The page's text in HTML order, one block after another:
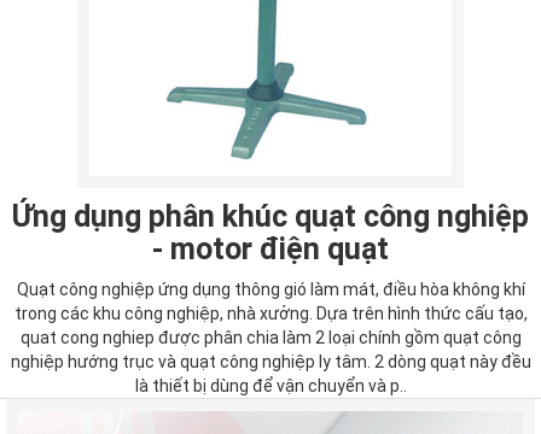
Ứng dụng phân khúc quạt công nghiệp
- motor điện quạt
Quạt công nghiệp ứng dụng thông gió làm mát, điều hòa không khí
trong các khu công nghiệp, nhà xưởng. Dựa trên hình thức cấu tạo,
quat cong nghiep được phân chia làm 2 loại chính gồm quạt công
nghiệp hướng trục và quạt công nghiệp ly tâm. 2 dòng quạt này đều
là thiết bị dùng để vận chuyển và p..